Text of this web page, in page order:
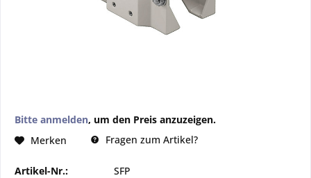
Bitte anmelden, um den Preis anzuzeigen.
Merken
Fragen zum Artikel?
Artikel-Nr.:
SFP